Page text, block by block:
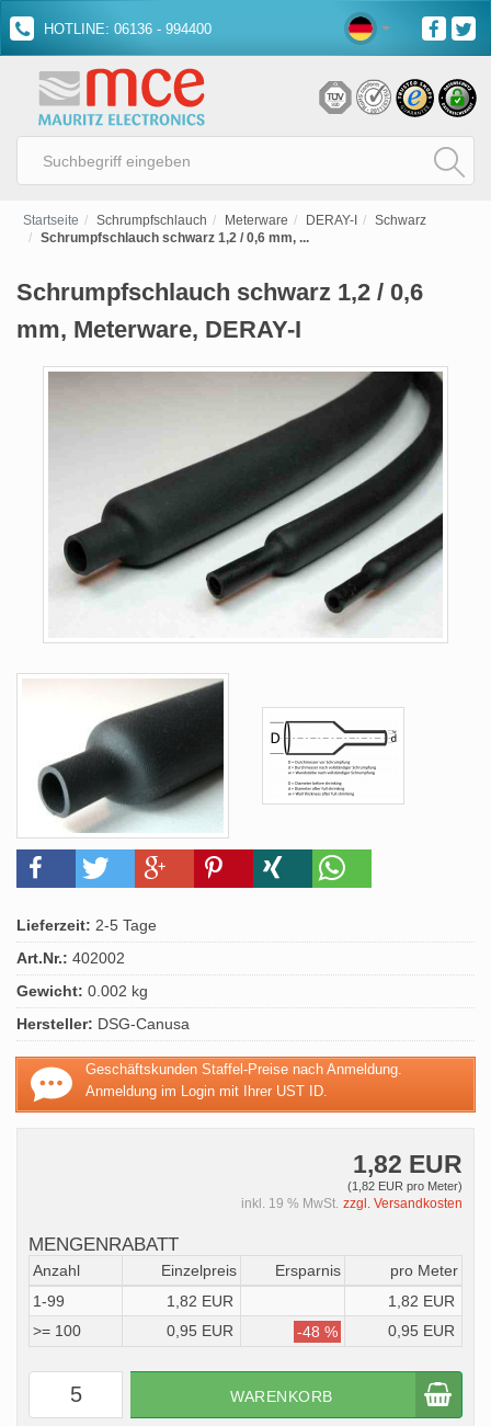
HOTLINE: 06136 - 994400
Startseite Schrumpfschlauch Meterware DERAY-I
Schwarz
Schrumpfschlauch schwarz 1,2 / 0,6 mm, ...
Schrumpfschlauch schwarz 1,2 / 0,6
mm, Meterware, DERAY-I
Lieferzeit: 2-5 Tage
Art.Nr.: 402002
Gewicht: 0.002 kg
Hersteller: DSG-Canusa
Geschäftskunden Staffel-Preise nach Anmeldung.
Anmeldung im Login mit Ihrer UST ID.
1,82 EUR
(1,82 EUR pro Meter)
inkl. 19 % MwSt. zzgl. Versandkosten
MENGENRABATT
Anzahl Einzelpreis Ersparnis
pro Meter
1-99
1,82 EUR
1,82 EUR
>= 100
0,95 EUR -48 % 0,95 EUR
WARENKORB